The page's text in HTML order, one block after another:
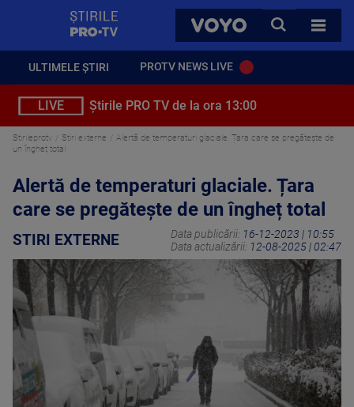
VOYO
CAUTA
TOATE
ULTIMELE ȘTIRI PROTV NEWS LIVE
LIVE Știrile PRO TV de la ora 13:00
Stirileprotv Stiri externe
Alertă de temperaturi glaciale. Țara care se pregătește de
un îngheț total
Alertă de temperaturi glaciale. Țara
care se pregătește de un îngheț total
STIRI EXTERNE Data publicării: 16-12-2023 | 10:55
Data actualizării: 12-08-2025 | 02:47